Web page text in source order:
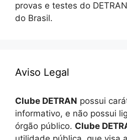
provas e testes do
do Brasil.
Aviso Legal
Clube DETRAN possui
informativo, e não possui
órgão público. Clube